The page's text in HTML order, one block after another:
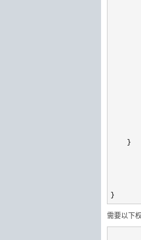
    }
}
需要以下